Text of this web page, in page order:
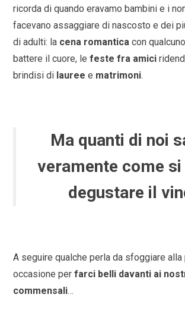
ricorda di quando eravamo bambini e i
facevano assaggiare di nascosto e dei
di adulti: la cena romantica con
battere il cuore, lefeste fra amici
brindisi di lauree e matrimoni.
Ma quanti di noi
veramente come si
degustare il
A seguire qualche perla da sfoggiare alla
occasione perfarci belli davanti ai
commensali…